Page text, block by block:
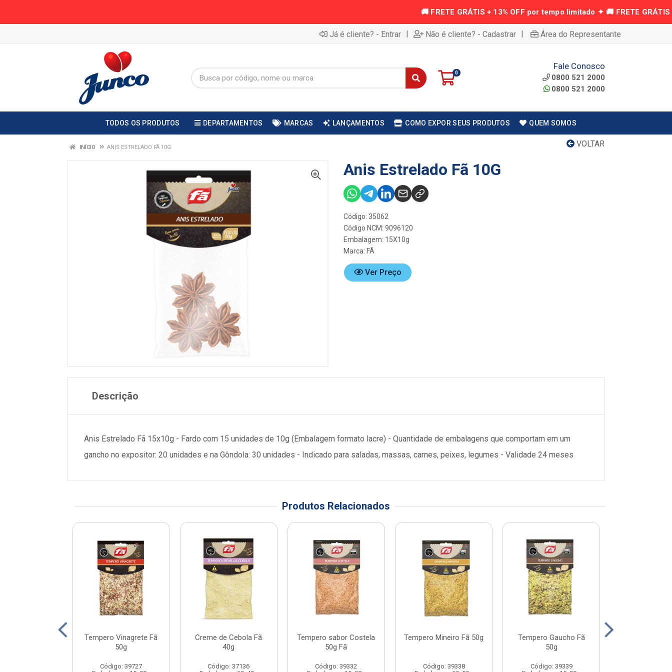
Já é cliente? - Entrar | Não é cliente? - Cadastrar | Área do Representante
0
Fale Conosco
0800 521 2000
0800 521 2000
TODOS OS PRODUTOS DEPARTAMENTOS MARCAS LANÇAMENTOS COMO EXPOR SEUS PRODUTOS QUEM SOMOS
VOLTAR
INÍCIO ANIS ESTRELADO FÃ 10G
Anis Estrelado Fã 10G
Código: 35062
Código NCM: 9096120
Embalagem: 15X10g
Marca: FÃ
Ver Preço
Descrição
Anis Estrelado Fã 15x10g - Fardo com 15 unidades de 10g (Embalagem formato lacre) - Quantidade de embalagens que comportam em um
gancho no expositor: 20 unidades e na Gôndola: 30 unidades - Indicado para saladas, massas, carnes, peixes, legumes - Validade 24 meses
Produtos Relacionados
Tempero Vinagrete Fã
50g
Código: 39727
Creme de Cebola Fã
40g
Código: 37136
Tempero sabor Costela
50g Fã
Código: 39332
Tempero Mineiro Fã 50g
Código: 39338
Tempero Gaucho Fã
50g
Código: 39339